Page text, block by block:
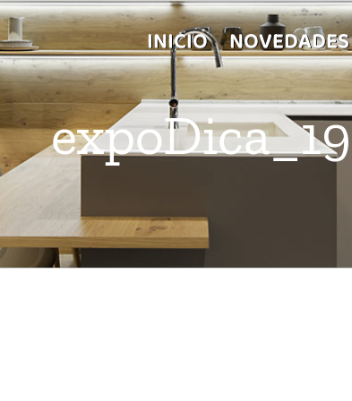
INICIO NOVEDADES
expoDica_19